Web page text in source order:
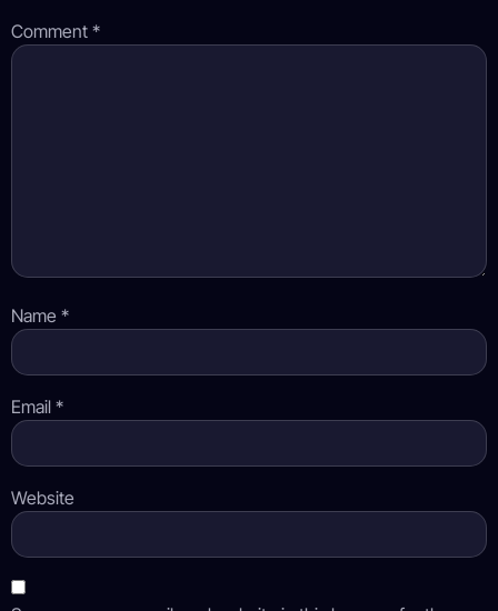
Comment *
Name *
Email *
Website